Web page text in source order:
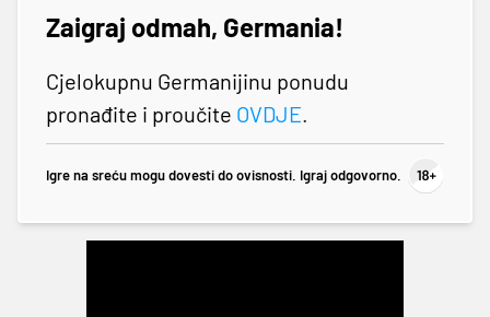
Zaigraj odmah, Germania!
Cjelokupnu Germanijinu ponudu
pronađite i proučite OVDJE.
Igre na sreću mogu dovesti do ovisnosti. Igraj odgovorno.